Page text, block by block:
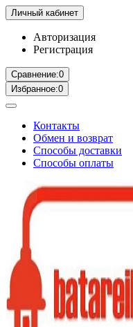
Личный кабинет
Авторизация
Регистрация
Сравнение:0
Избранное:0
Контакты
Обмен и возврат
Способы доставки
Способы оплаты